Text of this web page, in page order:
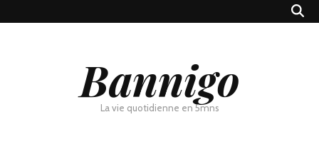
Bannigo
La vie quotidienne en 5mns